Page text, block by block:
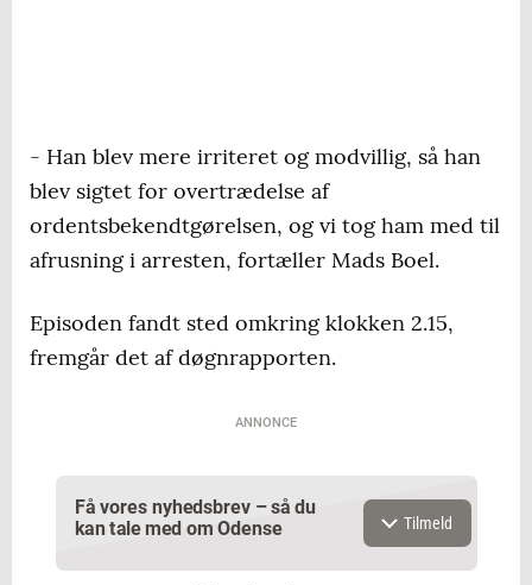
- Han blev mere irriteret og modvillig, så han
blev sigtet for overtrædelse af
ordentsbekendtgørelsen, og vi tog ham med til
afrusning i arresten, fortæller Mads Boel.
Episoden fandt sted omkring klokken 2.15,
fremgår det af døgnrapporten.
ANNONCE
Få vores nyhedsbrev – så du
kan tale med om Odense
Tilmeld